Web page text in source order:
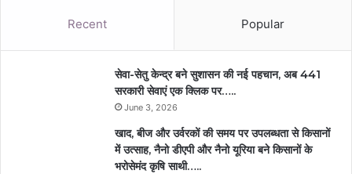
Recent Popular
सेवा-सेतु केन्द्र बने सुशासन की नई पहचान, अब 441
सरकारी सेवाएं एक क्लिक पर…..
June 3, 2026
खाद, बीज और उर्वरकों की समय पर उपलब्धता से किसानों
में उत्साह, नैनो डीएपी और नैनो यूरिया बने किसानों के
भरोसेमंद कृषि साथी…..